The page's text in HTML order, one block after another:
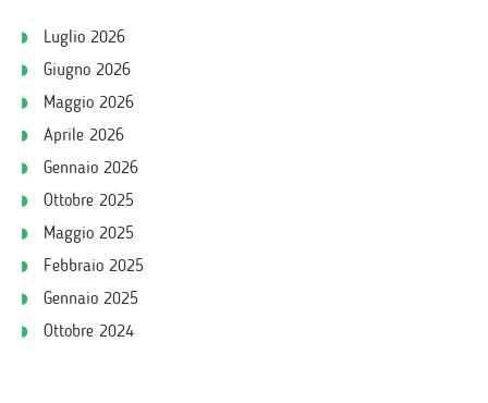
Luglio 2026
Giugno 2026
Maggio 2026
Aprile 2026
Gennaio 2026
Ottobre 2025
Maggio 2025
Febbraio 2025
Gennaio 2025
Ottobre 2024